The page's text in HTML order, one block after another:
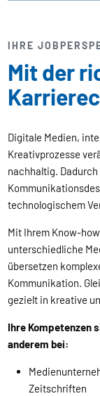
IHRE
Mit der
Digitale Medien,
Kreativprozesse
nachhaltig.
technologischem
Mit Ihrem Know-
unterschiedliche
übersetzen
Kommunikation.
gezielt in kreative
Ihre Kompetenzen
anderem bei:
Zeitschriften